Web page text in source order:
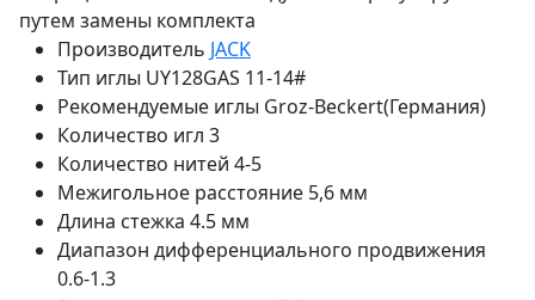
путем замены комплекта
Производитель JACK
Тип иглы UY128GAS 11-14#
Рекомендуемые иглы Groz-Beckert(Германия)
Количество игл 3
Количество нитей 4-5
Межигольное расстояние 5,6 мм
Длина стежка 4.5 мм
Диапазон дифференциального продвижения
0.6-1.3